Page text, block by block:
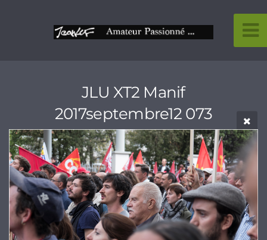
JLU XT2 Manif
2017septembre12 073